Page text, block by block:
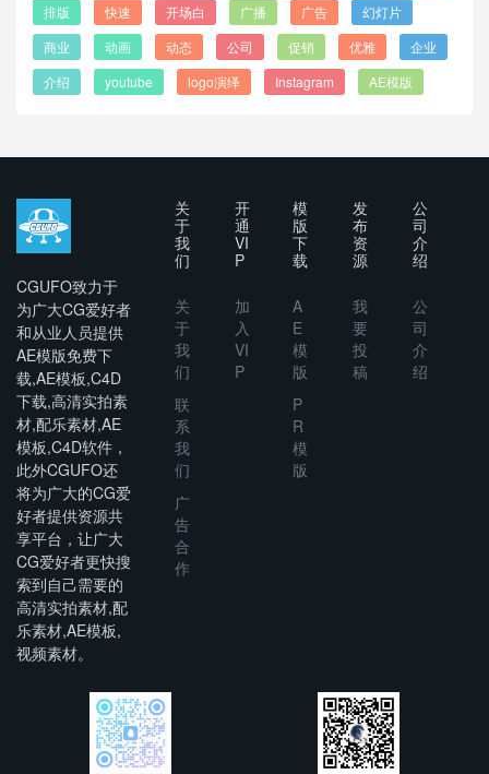
排版
快速 开场白 广播 广告
幻灯片
商业
动画 动态 公司 促销 优雅
企业
介绍
youtube logo演绎 Instagram AE模版
CGUFO致力于
为广大CG爱好者
和从业人员提供
AE模版免费下
载,AE模板,C4D
下载,高清实拍素
材,配乐素材,AE
模板,C4D软件，
此外CGUFO还
将为广大的CG爱
好者提供资源共
享平台，让广大
CG爱好者更快搜
索到自己需要的
高清实拍素材,配
乐素材,AE模板,
视频素材。
关
于
我
们
关
于
我
们
联
系
我
们
广
告
合
作
开
通
VI
P
加
入
VI
P
模
版
下
载
A
E
模
版
P
R
模
版
发
布
资
源
我
要
投
稿
公
司
介
绍
公
司
介
绍